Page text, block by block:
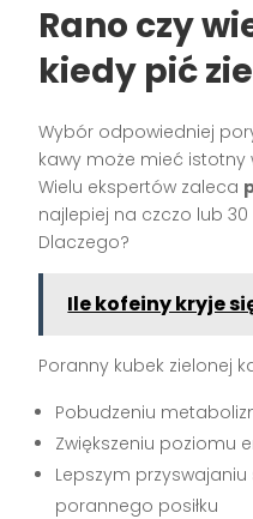
Rano czy
kiedy pić
Wybór odpowiedniej
kawy może mieć istotny
Wielu ekspertów zaleca
najlepiej na czczo lub
Dlaczego?
Ile kofeiny kryje
Poranny kubek zielonej
Pobudzeniu
Zwiększeniu poziomu
Lepszym przyswajaniu
porannego posiłku